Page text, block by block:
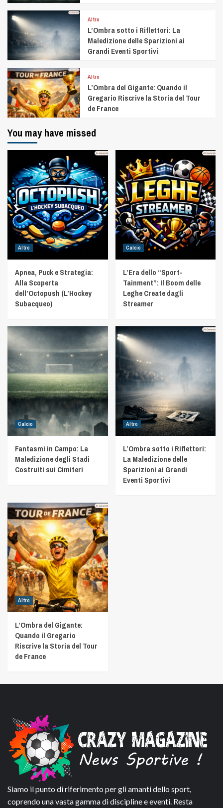
Altro
L’Ombra sotto i Riflettori: La
Maledizione delle Sparizioni ai
Grandi Eventi Sportivi
Altro
L’Ombra del Gigante: Quando il
Gregario Riscrive la Storia del Tour
de France
You may have missed
Altro
Apnea, Puck e Strategia:
Alla Scoperta
dell’Octopush (L’Hockey
Subacqueo)
Calcio
L’Era dello “Sport-
Tainment”: Il Boom delle
Leghe Create dagli
Streamer
Calcio
Fantasmi in Campo: La
Maledizione degli Stadi
Costruiti sui Cimiteri
Altro
L’Ombra sotto i Riflettori:
La Maledizione delle
Sparizioni ai Grandi
Eventi Sportivi
Altro
L’Ombra del Gigante:
Quando il Gregario
Riscrive la Storia del Tour
de France
Siamo il punto di riferimento per gli amanti dello sport,
coprendo una vasta gamma di discipline e eventi. Resta